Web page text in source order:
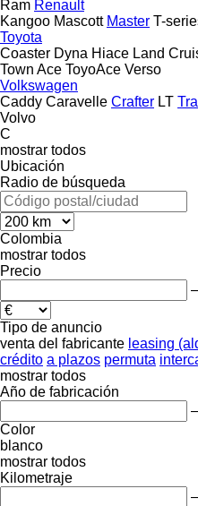
Ram Renault
Kangoo Mascott Master T-
Toyota
Coaster Dyna Hiace Land
Town Ace ToyoAce Verso
Volkswagen
Caddy Caravelle Crafter LT
Volvo
C
mostrar todos
Ubicación
Radio de búsqueda
Colombia
mostrar todos
Precio
–
Tipo de anuncio
venta del fabricante leasing
crédito a plazos permuta
mostrar todos
Año de fabricación
–
Color
blanco
mostrar todos
Kilometraje
–